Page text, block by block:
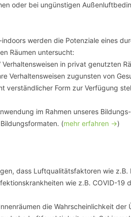
oder bei ungünstigen
indoors werden die Potenziale eines
Räumen untersucht:
Verhaltensweisen in privat genutzten
Verhaltensweisen zugunsten von
verständlicher Form zur Verfügung
im Rahmen unseres
(mehr erfahren ->)
dass Luftqualitätsfaktoren wie
wie z.B. COVID-19
die Wahrscheinlichkeit